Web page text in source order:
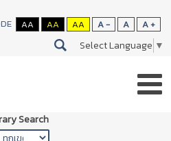
AA AA AA A - A A +
Select Language ▼
Search